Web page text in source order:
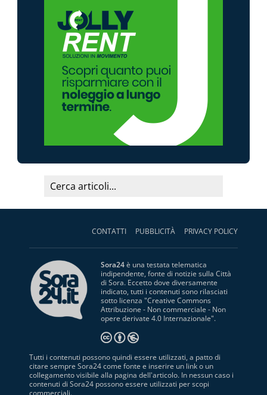
CONTATTI PUBBLICITÀ PRIVACY POLICY
Sora24è una testata telematica
indipendente, fonte di notizie sulla Città
di Sora. Eccetto dove diversamente
indicato, tutti i contenuti sono rilasciati
sotto licenza "Creative Commons
Attribuzione - Non commerciale - Non
opere derivate 4.0 Internazionale".
Tutti i contenuti possono quindi essere utilizzati, a patto di
citare sempre Sora24 come fonte e inserire un link o un
collegamento visibile alla pagina dell'articolo. In nessun caso i
contenuti di Sora24 possono essere utilizzati per scopi